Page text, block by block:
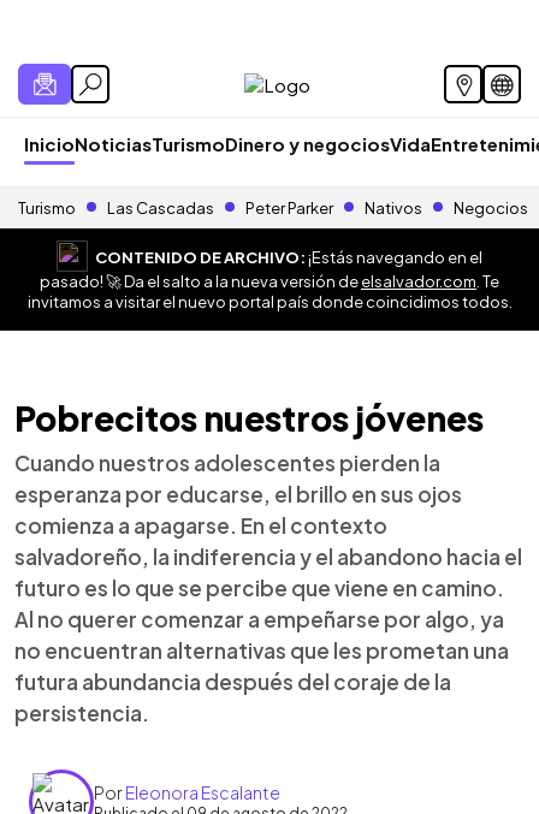
InicioNoticiasTurismoDinero y negociosVida
Turismo Las Cascadas Peter Parker Nativos Negocios
CONTENIDO DE ARCHIVO:¡Estás navegando en el
pasado! 🚀 Da el salto a la nueva versión deelsalvador.com . Te
invitamos a visitar el nuevo portal país donde coincidimos todos.
Pobrecitos nuestros jóvenes
Cuando nuestros adolescentes pierden la
esperanza por educarse, el brillo en sus ojos
comienza a apagarse. En el contexto
salvadoreño, la indiferencia y el abandono hacia el
futuro es lo que se percibe que viene en camino.
Al no querer comenzar a empeñarse por algo, ya
no encuentran alternativas que les prometan una
futura abundancia después del coraje de la
persistencia.
PorEleonora Escalante